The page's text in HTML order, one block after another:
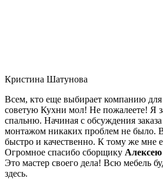
Кристина Шатунова
Всем, кто еще выбирает компанию для
советую Кухни мол! Не пожалеете! Я
спальню. Начиная с обсуждения
монтажом никаких проблем не было.
быстро и качественно. К тому же мне
Огромное спасибо сборщику Алексею
Это мастер своего дела! Всю мебель
здесь.